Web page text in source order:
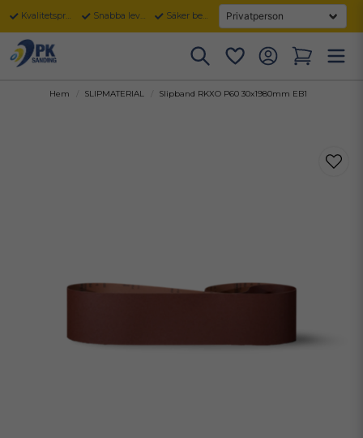
Kvalitetsprodukter Snabba leveranser Säker betalning
Hem SLIPMATERIAL Slipband RKXO P60 30x1980mm EB1